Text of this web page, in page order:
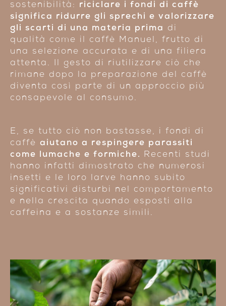
sostenibilità: riciclare i fondi di caffè
significa ridurre gli sprechi e valorizzare
gli scarti di una materia prima
di
qualità come il caffè Manuel, frutto di
una selezione accurata e di una filiera
attenta. Il gesto di riutilizzare ciò che
rimane dopo la preparazione del caffè
diventa così parte di un approccio più
consapevole al consumo.
E, se tutto ciò non bastasse, i fondi di
caffè aiutano a respingere parassiti
come lumache e formiche. Recenti studi
hanno infatti dimostrato che numerosi
insetti e le loro larve hanno subito
significativi disturbi nel comportamento
e nella crescita quando esposti alla
caffeina e a sostanze simili.